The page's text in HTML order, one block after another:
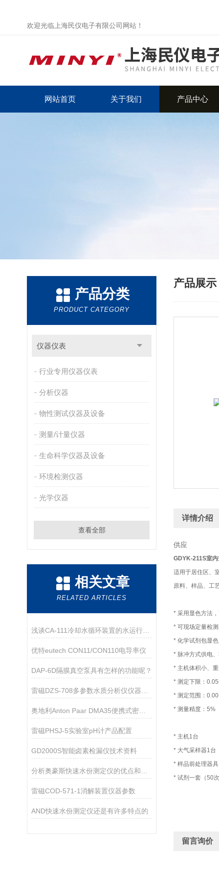
欢迎光临上海民仪电子有限公司网站！
网站首页 关于我们 产品中心
产品分类
PRODUCT CATEGORY
仪器仪表
行业专用仪器仪表
分析仪器
物性测试仪器及设备
测量/计量仪器
生命科学仪器及设备
环境检测仪器
光学仪器
查看全部
相关文章
RELATED ARTICLES
浅谈CA-111冷却水循环装置的水运行中容易产生的问题
优特eutech CON11/CON110电导率仪
DAP-6D隔膜真空泵具有怎样的功能呢？
奥地利Anton Paar DMA35便携式密度浓度计
雷磁PHSJ-5实验室pH计产品配置
GD2000S智能卤素检漏仪技术资料
雷磁COD-571-1消解装置仪器参数
AND快速水份测定仪还是有许多特点的
产品展示
详情介绍
供应
GDYK-211S室
适用于居住区、
原料、样品、工
* 采用显色方法
* 可现场定量检
* 化学试剂包显
* 脉冲方式供电
* 主机体积小、
* 测定下限：
* 测定范围：
* 测量精度：5%
* 主机1台
* 大气采样器1台
* 样品前处理器
* 试剂一套（50
留言询价